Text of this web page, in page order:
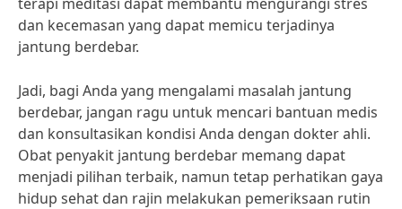
dan kecemasan yang dapat memicu terjadinya
jantung berdebar.
Jadi, bagi Anda yang mengalami masalah jantung
berdebar, jangan ragu untuk mencari bantuan medis
dan konsultasikan kondisi Anda dengan dokter ahli.
Obat penyakit jantung berdebar memang dapat
menjadi pilihan terbaik, namun tetap perhatikan gaya
hidup sehat dan rajin melakukan pemeriksaan rutin